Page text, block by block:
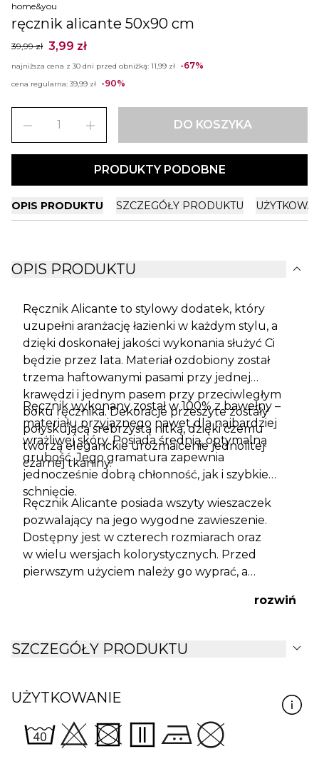
home&you
ręcznik alicante 50x90 cm
39,99 zł 3,99 zł
najniższa cena z 30 dni przed obniżką: 11,99 zł -67%
cena regularna: 39,99 zł -90%
remove add DO KOSZYKA
PRODUKTY PODOBNE
OPIS PRODUKTU SZCZEGÓŁY PRODUKTU
OPIS PRODUKTU expand_more
Ręcznik Alicante to stylowy dodatek, który
uzupełni aranżację łazienki w każdym stylu, a
dzięki doskonałej jakości wykonania służyć Ci
będzie przez lata. Materiał ozdobiony został
trzema haftowanymi pasami przy jednej
krawędzi i jednym pasem przy przeciwległym
boku ręcznika. Dekoracje przeszyte zostały
połyskującą srebrzystą nitką, dzięki czemu
tworzą eleganckie urozmaicenie jednolitej
czarnej tkaniny.
Ręcznik wykonany został w 100% z bawełny –
materiału przyjaznego nawet dla najbardziej
wrażliwej skóry. Posiada średnią, optymalną
grubość. Jego gramatura zapewnia
jednocześnie dobrą chłonność, jak i szybkie
schnięcie.
Ręcznik Alicante posiada wszyty wieszaczek
pozwalający na jego wygodne zawieszenie.
Dostępny jest w czterech rozmiarach oraz
w wielu wersjach kolorystycznych. Przed
pierwszym użyciem należy go wyprać, a
zaleceń widniejących na dołączonej wszywce.
rozwiń
SZCZEGÓŁY PRODUKTU expand_more
UŻYTKOWANIE